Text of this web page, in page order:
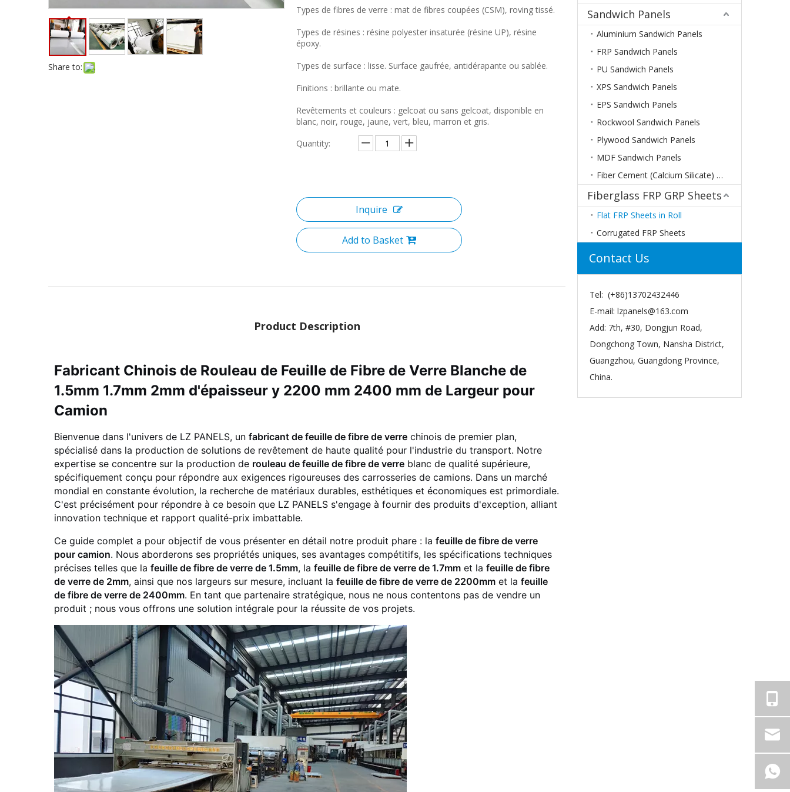
Share to:
Types de fibres de verre : mat de fibres coupées (CSM), roving tissé.
Types de résines : résine polyester insaturée (résine UP), résine
époxy.
Types de surface : lisse. Surface gaufrée, antidérapante ou sablée.
Finitions : brillante ou mate.
Revêtements et couleurs : gelcoat ou sans gelcoat, disponible en
blanc, noir, rouge, jaune, vert, bleu, marron et gris.
Quantity:
Inquire
Add to Basket
Product Description
Fabricant Chinois de Rouleau de Feuille de Fibre de Verre Blanche de
1.5mm 1.7mm 2mm d'épaisseur y 2200 mm 2400 mm de Largeur pour
Camion
Bienvenue dans l'univers de LZ PANELS, un fabricant de feuille de fibre de verre chinois de premier plan,
spécialisé dans la production de solutions de revêtement de haute qualité pour l'industrie du transport. Notre
expertise se concentre sur la production de rouleau de feuille de fibre de verre blanc de qualité supérieure,
spécifiquement conçu pour répondre aux exigences rigoureuses des carrosseries de camions. Dans un marché
mondial en constante évolution, la recherche de matériaux durables, esthétiques et économiques est primordiale.
C'est précisément pour répondre à ce besoin que LZ PANELS s'engage à fournir des produits d'exception, alliant
innovation technique et rapport qualité-prix imbattable.
Ce guide complet a pour objectif de vous présenter en détail notre produit phare : la feuille de fibre de verre
pour camion. Nous aborderons ses propriétés uniques, ses avantages compétitifs, les spécifications techniques
précises telles que la feuille de fibre de verre de 1.5mm, la feuille de fibre de verre de 1.7mm et la feuille de fibre
de verre de 2mm, ainsi que nos largeurs sur mesure, incluant la feuille de fibre de verre de 2200mm et la feuille
de fibre de verre de 2400mm. En tant que partenaire stratégique, nous ne nous contentons pas de vendre un
produit ; nous vous offrons une solution intégrale pour la réussite de vos projets.
Sandwich Panels
Aluminium Sandwich Panels
FRP Sandwich Panels
PU Sandwich Panels
XPS Sandwich Panels
EPS Sandwich Panels
Rockwool Sandwich Panels
Plywood Sandwich Panels
MDF Sandwich Panels
Fiber Cement (Calcium Silicate) Sandwich Panels
Fiberglass FRP GRP Sheets
Flat FRP Sheets in Roll
Corrugated FRP Sheets
Contact Us
Tel: (+86)13702432446
E-mail: lzpanels@163.com
Add: 7th, #30, Dongjun Road,
Dongchong Town, Nansha District,
Guangzhou, Guangdong Province,
China.